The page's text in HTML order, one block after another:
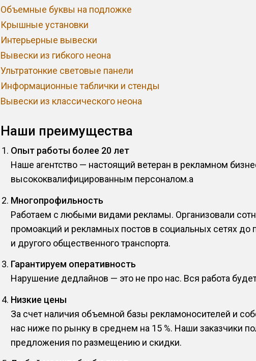
Объемные буквы на подложке
Крышные установки
Интерьерные вывески
Вывески из гибкого неона
Ультратонкие световые панели
Информационные таблички и стенды
Вывески из классического неона
Наши преимущества
Опыт работы более 20 лет
Наше агентство — настоящий ветеран в рекламном
высококвалифицированным персоналом.a
Многопрофильность
Работаем с любыми видами рекламы. Организовали
промоакций и рекламных постов в социальных сетях до
и другого общественного транспорта.
Гарантируем оперативность
Нарушение дедлайнов — это не про нас. Вся работа
Низкие цены
За счет наличия объемной базы рекламоносителей и
нас ниже по рынку в среднем на 15 %. Наши заказчики
предложения по размещению и скидки.